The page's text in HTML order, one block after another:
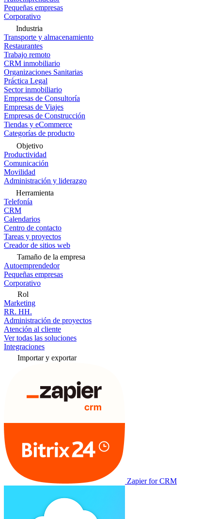
Pequeñas empresas
Corporativo
Industria
Transporte y almacenamiento
Restaurantes
Trabajo remoto
CRM inmobiliario
Organizaciones Sanitarias
Práctica Legal
Sector inmobiliario
Empresas de Consultoría
Empresas de Viajes
Empresas de Construcción
Tiendas y eCommerce
Categorías de producto
Objetivo
Productividad
Comunicación
Movilidad
Administración y liderazgo
Herramienta
Telefonía
CRM
Calendarios
Centro de contacto
Tareas y proyectos
Creador de sitios web
Tamaño de la empresa
Autoemprendedor
Pequeñas empresas
Corporativo
Rol
Marketing
RR. HH.
Administración de proyectos
Atención al cliente
Ver todas las soluciones
Integraciones
Importar y exportar
Zapier for CRM